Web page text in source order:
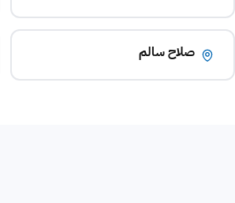
صلاح سالم